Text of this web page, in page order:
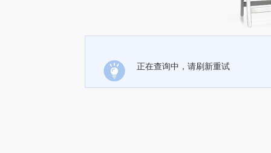
正在查询中，请刷新重试